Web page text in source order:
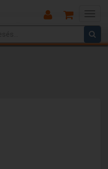
Main
Menu